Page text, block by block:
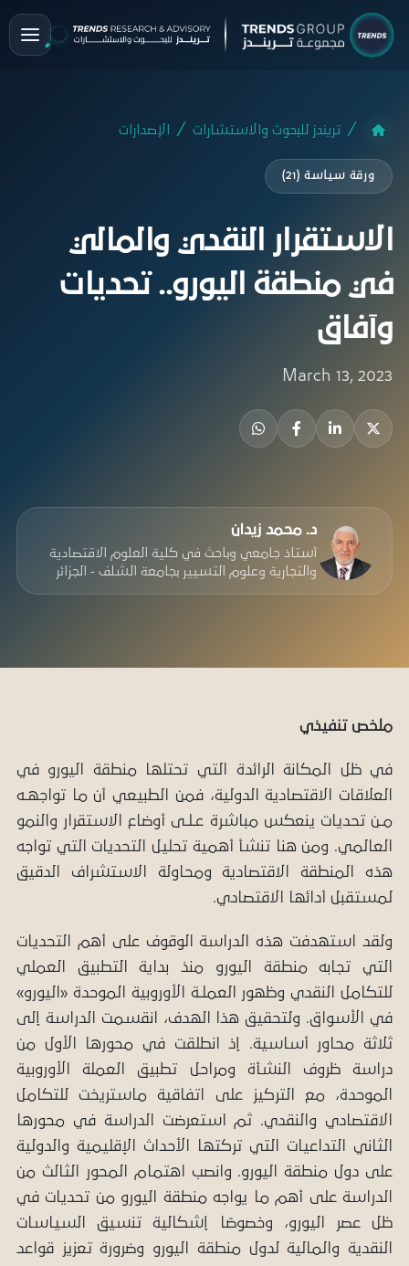
تريندز للبحوث والاستشارات الإصدارات
ورقة سياسة (21)
الاستقرار النقدي والمالي
في منطقة اليورو.. تحديات
وآفاق
March 13, 2023
د. محمد زیدان
أستاذ جامعي وباحث في كلية العلوم الاقتصادية
والتجارية وعلوم التسيير بجامعة الشلف - الجزائر
ملخص تنفيذي
في ظل المكانة الرائدة التي تحتلها منطقة اليورو في
العلاقات الاقتصادية الدولية، فمن الطبيعي أن ما تواجهـه
مـن تحديات ينعكس مباشرة عـلـى أوضاع الاستقرار والنمو
العالمي. ومن هنا تنشأ أهمية تحليل التحديات التي تواجه
هذه المنطقة الاقتصادية ومحاولة الاستشراف الدقيق
لمستقبل أدائها الاقتصادي.
ولقد استهدفت هذه الدراسة الوقوف على أهم التحديات
التي تجابه منطقة اليورو منذ بداية التطبيق العملي
للتكامل النقدي وظهور العملـة الأوروبية الموحدة «اليورو»
في الأسواق. ولتحقيق هذا الهدف، انقسمت الدراسة إلى
ثلاثة محاور أساسية. إذ انطلقت في محورها الأول من
دراسة ظروف النشأة ومراحل تطبيق العملة الأوروبية
الموحدة، مع التركيز على اتفاقية ماستريخت للتكامل
الاقتصادي والنقدي. ثم استعرضت الدراسة في محورها
الثاني التداعيات التي تركتها الأحداث الإقليمية والدولية
على دول منطقة اليورو. وانصب اهتمام المحور الثالث من
الدراسة على أهم ما يواجه منطقة اليورو من تحديات في
ظل عصر اليورو، وخصوصًا إشكالية تنسيق السياسات
النقدية والمالية لدول منطقة اليورو وضرورة تعزيز قواعد